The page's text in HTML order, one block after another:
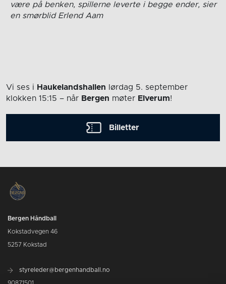
være på benken, spillerne leverte i begge ender, sier
en smørblid Erlend Aam
Vi ses i Haukelandshallen lørdag 5. september
klokken 15:15 – når Bergen møter Elverum!
Billetter
Bergen Håndball
Kokstadvegen 46
5257 Kokstad
styreleder@bergenhandball.no